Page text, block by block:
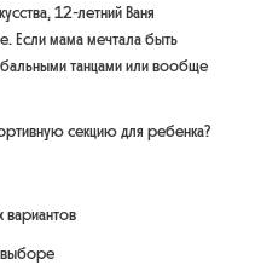
12-летний Ваня
Если мама мечтала быть
танцами или вообще
секцию для ребенка?
вариантов
выборе